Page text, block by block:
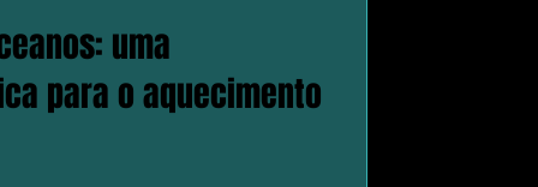
uma
para o aquecimento